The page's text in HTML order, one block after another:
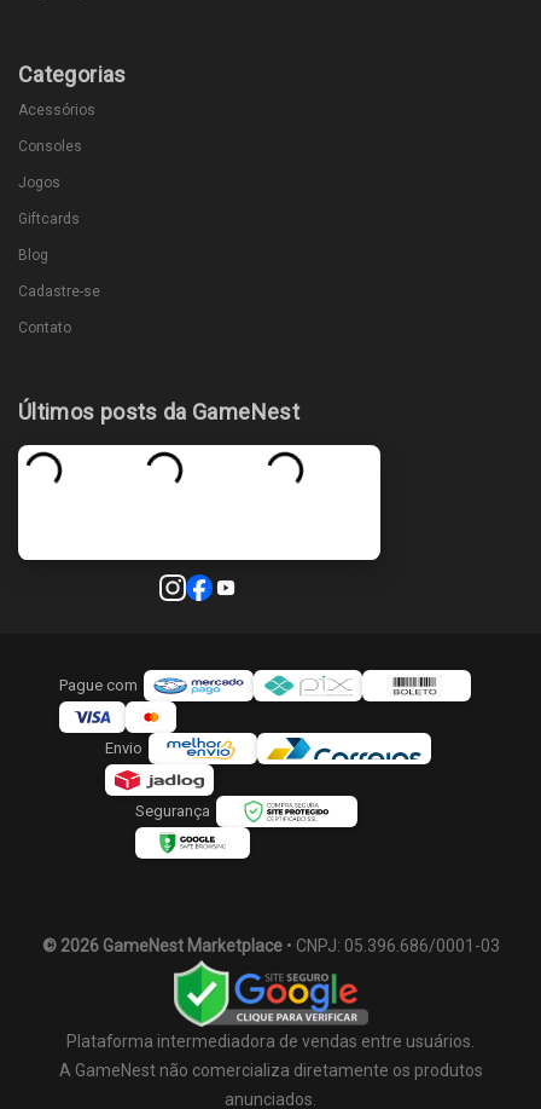
Categorias
Acessórios
Consoles
Jogos
Giftcards
Blog
Cadastre-se
Contato
Últimos posts da GameNest
Pague com
Envio
Segurança
© 2026 GameNest Marketplace• CNPJ: 05.396.686/0001-03
Plataforma intermediadora de vendas entre usuários.
A GameNest não comercializa diretamente os produtos
anunciados.